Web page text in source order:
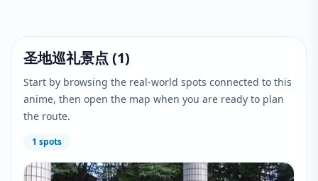
圣地巡礼景点 (1)
Start by browsing the real-world spots connected to this
anime, then open the map when you are ready to plan
the route.
1 spots